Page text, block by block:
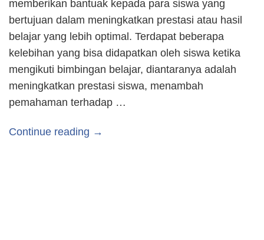
memberikan bantuak kepada para siswa yang
bertujuan dalam meningkatkan prestasi atau hasil
belajar yang lebih optimal. Terdapat beberapa
kelebihan yang bisa didapatkan oleh siswa ketika
mengikuti bimbingan belajar, diantaranya adalah
meningkatkan prestasi siswa, menambah
pemahaman terhadap …
Continue reading →